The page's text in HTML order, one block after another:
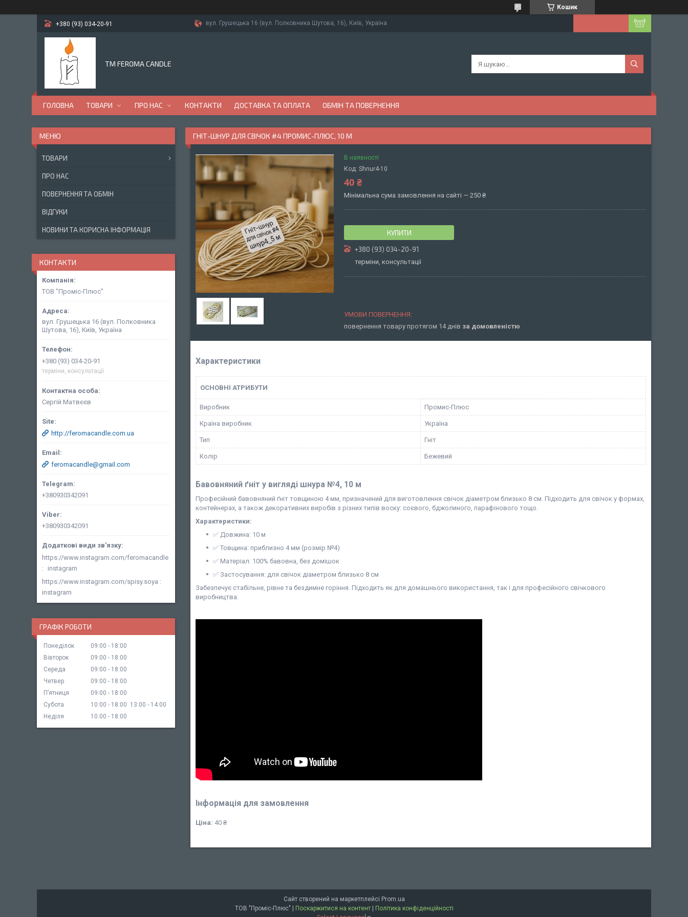
Кошик
+380 (93) 034-20-91 вул. Грушецька 16 (вул. Полковника Шутова, 16), Київ, Україна
TM FEROMA CANDLE
ГОЛОВНА ТОВАРИ ПРО НАС КОНТАКТИ ДОСТАВКА ТА ОПЛАТА ОБМІН ТА ПОВЕРНЕННЯ
ГНІТ-ШНУР ДЛЯ СВІЧОК #4 ПРОМИС-ПЛЮС, 10 М
В наявності
Код: Shnur4-10
40 ₴
Мінімальна сума замовлення на сайті — 250 ₴
КУПИТИ
+380 (93) 034-20-91
терміни, консультації
повернення товару протягом 14 днів за домовленістю
Характеристики
ОСНОВНІ АТРИБУТИ
Виробник Промис-Плюс
Країна виробник Україна
Тип Гніт
Колір Бежевий
Бавовняний ґніт у вигляді шнура №4, 10 м
Професійний бавовняний ґніт товщиною 4 мм, призначений для виготовлення свічок діаметром близько 8 см. Підходить для свічок у формах,
контейнерах, а також декоративних виробів з різних типів воску: соєвого, бджолиного, парафінового тощо.
Характеристики:
✅ Довжина: 10 м
✅ Товщина: приблизно 4 мм (розмір №4)
✅ Матеріал: 100% бавовна, без домішок
✅ Застосування: для свічок діаметром близько 8 см
Забезпечує стабільне, рівне та бездимне горіння. Підходить як для домашнього використання, так і для професійного свічкового
виробництва.
Інформація для замовлення
Ціна: 40 ₴
ТОВАРИ
ПРО НАС
ПОВЕРНЕННЯ ТА ОБМІН
ВІДГУКИ
НОВИНИ ТА КОРИСНА ІНФОРМАЦІЯ
КОНТАКТИ
ТОВ "Проміс-Плюс"
вул. Грушецька 16 (вул. Полковника
Шутова, 16), Київ, Україна
+380 (93) 034-20-91
терміни, консультації
Сергій Матвєєв
http://feromacandle.com.ua
feromacandle@gmail.com
+380930342091
+380930342091
https://www.instagram.com/feromacandle
instagram
https://www.instagram.com/spisy.soya
instagram
ГРАФІК РОБОТИ
Понеділок 09:00
18:00
Вівторок
09:00
18:00
Середа
09:00
18:00
Четвер
09:00
18:00
Пʼятниця
09:00
18:00
Субота
10:00 18:00 13:00
14:00
Неділя
10:00 18:00
Сайт створений на маркетплейсі Prom.ua
ТОВ "Проміс-Плюс" | Поскаржитися на контент | Політика конфіденційності